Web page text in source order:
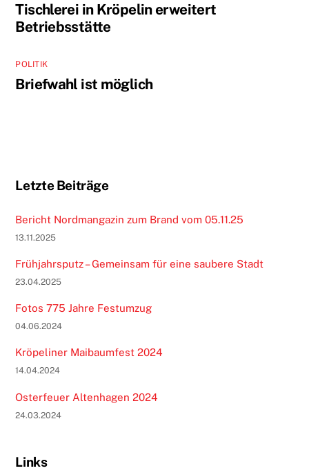
Tischlerei in Kröpelin erweitert
Betriebsstätte
POLITIK
Briefwahl ist möglich
Letzte Beiträge
Bericht Nordmangazin zum Brand vom 05.11.25
13.11.2025
Frühjahrsputz – Gemeinsam für eine saubere Stadt
23.04.2025
Fotos 775 Jahre Festumzug
04.06.2024
Kröpeliner Maibaumfest 2024
14.04.2024
Osterfeuer Altenhagen 2024
24.03.2024
Links